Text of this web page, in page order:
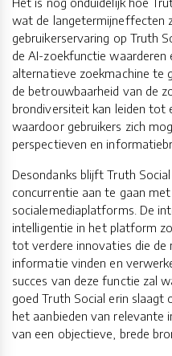
wat de langetermijneffecten
gebruikerservaring op Truth
de AI-zoekfunctie waarderen
alternatieve zoekmachine te
de betrouwbaarheid van de
brondiversiteit kan leiden tot
waardoor gebruikers zich
perspectieven en
Desondanks blijft Truth
concurrentie aan te gaan
socialemediaplatforms. De
intelligentie in het platform
tot verdere innovaties die de
informatie vinden en
succes van deze functie zal
goed Truth Social erin slaagt
het aanbieden van relevante
van een objectieve, brede